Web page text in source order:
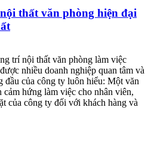
thất văn phòng hiện đại
trí nội thất văn phòng làm việc
nhiều doanh nghiệp quan tâm và
của công ty luôn hiểu: Một văn
cảm hứng làm việc cho nhân viên,
của công ty đối với khách hàng và